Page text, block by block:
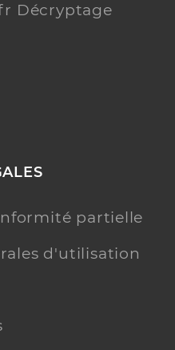
Décryptage
partielle
d'utilisation